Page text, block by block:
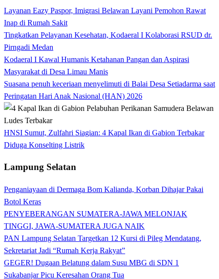
Layanan Eazy Paspor, Imigrasi Belawan Layani Pemohon Rawat
Inap di Rumah Sakit
Tingkatkan Pelayanan Kesehatan, Kodaeral I Kolaborasi RSUD dr.
Pirngadi Medan‎
Kodaeral I Kawal Humanis Ketahanan Pangan dan Aspirasi
Masyarakat di Desa Limau Manis
Suasana penuh keceriaan menyelimuti di Balai Desa Setiadarma saat
Peringatan Hari Anak Nasional (HAN) 2026
HNSI Sumut, Zulfahri Siagian: 4 Kapal Ikan di Gabion Terbakar
Diduga Konselting Listrik
Lampung Selatan
Penganiayaan di Dermaga Bom Kalianda, Korban Dihajar Pakai
Botol Keras
PENYEBERANGAN SUMATERA-JAWA MELONJAK
TINGGI, JAWA-SUMATERA JUGA NAIK
PAN Lampung Selatan Targetkan 12 Kursi di Pileg Mendatang,
Sekretariat Jadi “Rumah Kerja Rakyat”
GEGER! Dugaan Belatung dalam Susu MBG di SDN 1
Sukabanjar Picu Keresahan Orang Tua